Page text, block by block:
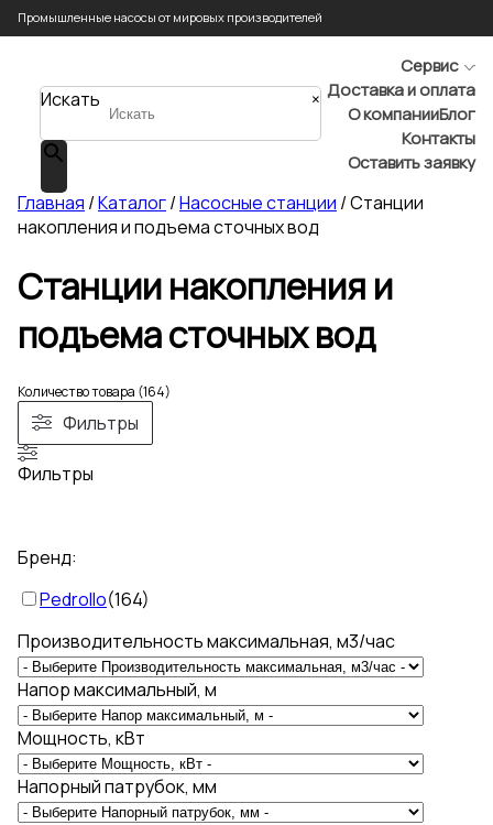
Промышленные насосы от мировых производителей
Искать ×
Сервис
Доставка и оплата
О компанииБлог
Контакты
Оставить заявку
Главная /Каталог/Насосные станции / Станции
накопления и подъема сточных вод
Станции накопления и
подъема сточных вод
Количество товара (164)
Фильтры
Фильтры
Бренд:
Pedrollo(164)
Производительность максимальная, м3/час
Напор максимальный, м
Мощность, кВт
Напорный патрубок, мм